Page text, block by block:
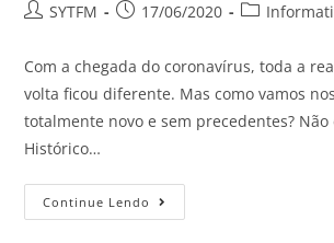
SYTFM 17/06/2020
Com a chegada do coronavírus, toda a
volta ficou diferente. Mas como vamos
totalmente novo e sem precedentes? Não
Histórico…
Continue Lendo